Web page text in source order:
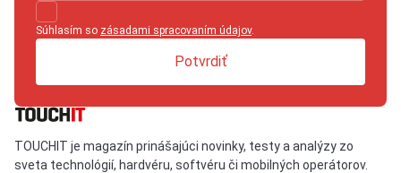
Súhlasím so zásadami spracovaním údajov.
Potvrdiť
TOUCHIT je magazín prinášajúci novinky, testy a analýzy zo
sveta technológií, hardvéru, softvéru či mobilných operátorov.